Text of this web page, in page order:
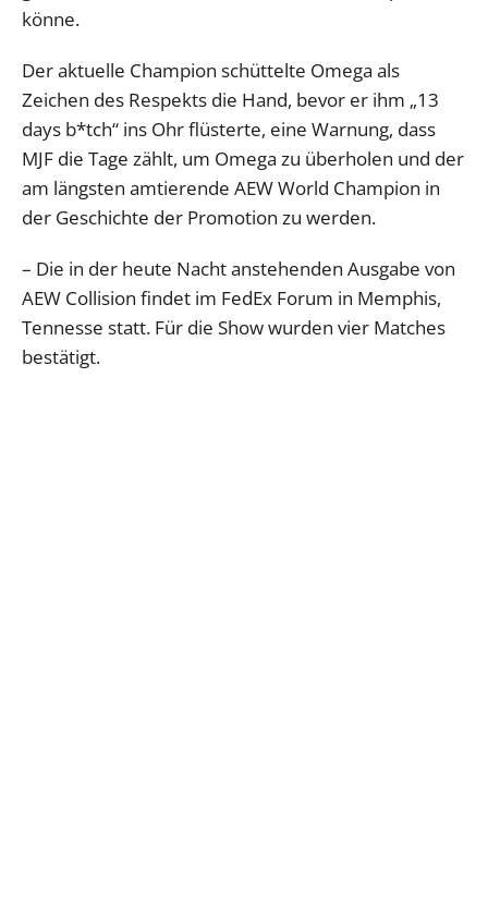
könne.
Der aktuelle Champion schüttelte Omega als
Zeichen des Respekts die Hand, bevor er ihm „13
days b*tch“ ins Ohr flüsterte, eine Warnung, dass
MJF die Tage zählt, um Omega zu überholen und der
am längsten amtierende AEW World Champion in
der Geschichte der Promotion zu werden.
– Die in der heute Nacht anstehenden Ausgabe von
AEW Collision findet im FedEx Forum in Memphis,
Tennesse statt. Für die Show wurden vier Matches
bestätigt.